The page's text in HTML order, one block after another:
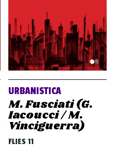
URBANISTICA
M. Fusciati (G.
Iacoucci / M.
Vinciguerra)
FLIES 11